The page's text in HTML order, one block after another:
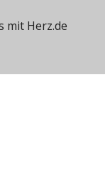
mit Herz.de